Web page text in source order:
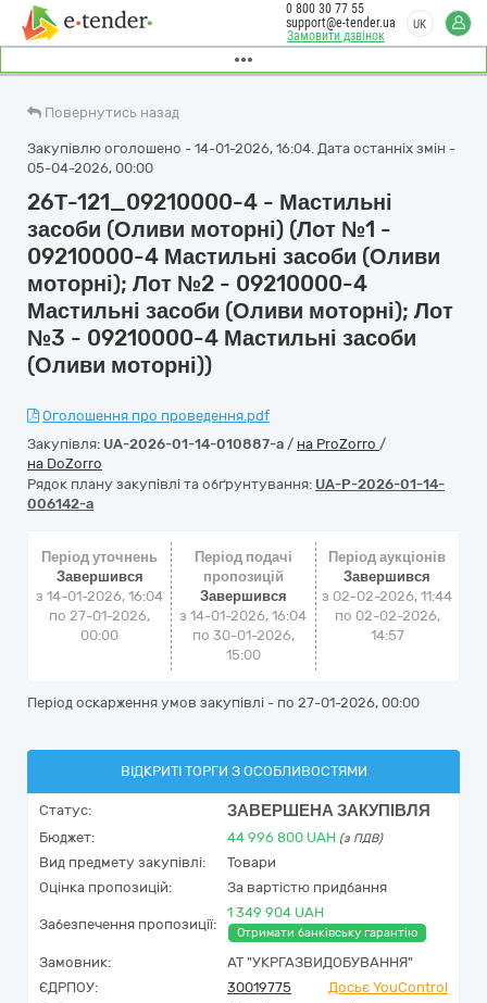
Замовити дзвінок
0 800 30 77 55
support@e-tender.ua
UK
Повернутись назад
Закупівлю оголошено - 14-01-2026, 16:04. Дата останніх змін -
05-04-2026, 00:00
26Т-121_09210000-4 - Мастильні
засоби (Оливи моторні) (Лот №1 -
09210000-4 Мастильні засоби (Оливи
моторні); Лот №2 - 09210000-4
Мастильні засоби (Оливи моторні); Лот
№3 - 09210000-4 Мастильні засоби
(Оливи моторні))
Оголошення про проведення.pdf
Закупівля: UA-2026-01-14-010887-a / на ProZorro /
на DoZorro
Рядок плану закупівлі та обґрунтування: UA-P-2026-01-14-
006142-a
Період уточнень
Завершився
з 14-01-2026, 16:04
по 27-01-2026,
00:00
Період подачі
пропозицій
Завершився
з 14-01-2026, 16:04
по 30-01-2026,
15:00
Період аукціонів
Завершився
з 02-02-2026, 11:44
по 02-02-2026,
14:57
Період оскарження умов закупівлі - по 27-01-2026, 00:00
ВІДКРИТІ ТОРГИ З ОСОБЛИВОСТЯМИ
Статус: ЗАВЕРШЕНА ЗАКУПІВЛЯ
Бюджет: 44 996 800 UAH (з ПДВ)
Вид предмету закупівлі:
Товари
Оцінка пропозицій:
За вартістю придбання
Забезпечення пропозиції:
1 349 904 UAH
Отримати банківську гарантію
Замовник:
АТ "УКРГАЗВИДОБУВАННЯ"
ЄДРПОУ:
30019775
Досьє YouControl